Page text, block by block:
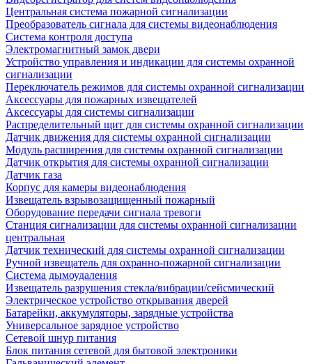
Центральная система пожарной сигнализации
Преобразователь сигнала для системы видеонаблюдения
Система контроля доступа
Электромагнитный замок двери
Устройство управления и индикации для системы охранной
сигнализации
Переключатель режимов для системы охранной сигнализации
Аксессуары для пожарных извещателей
Аксессуары для системы сигнализации
Распределительный щит для системы охранной сигнализации
Датчик движения для системы охранной сигнализации
Модуль расширения для системы охранной сигнализации
Датчик открытия для системы охранной сигнализации
Датчик газа
Корпус для камеры видеонаблюдения
Извещатель взрывозащищенный пожарный
Оборудование передачи сигнала тревоги
Станция сигнализации для системы охранной сигнализации
центральная
Датчик технический для системы охранной сигнализации
Ручной извещатель для охранно-пожарной сигнализации
Система дымоудаления
Извещатель разрушения стекла/вибрации/сейсмический
Электрическое устройство открывания дверей
Батарейки, аккумуляторы, зарядные устройства
Универсальное зарядное устройство
Сетевой шнур питания
Блок питания сетевой для бытовой электроники